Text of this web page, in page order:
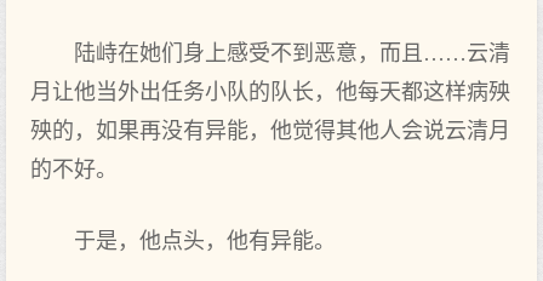
陆峙在她们身上感受不到恶意，而且……云清
月让他当外出任务小队的队长，他每天都这样病殃
殃的，如果再没有异能，他觉得其他人会说云清月
的不好。
于是，他点头，他有异能。